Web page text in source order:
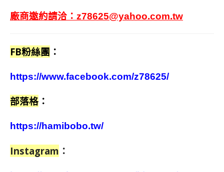
廠商邀約請洽： z78625@yahoo.com.tw
FB粉絲團 ：
https://www.facebook.com/z78625/
部落格 ：
https://hamibobo.tw/
Instagram ：